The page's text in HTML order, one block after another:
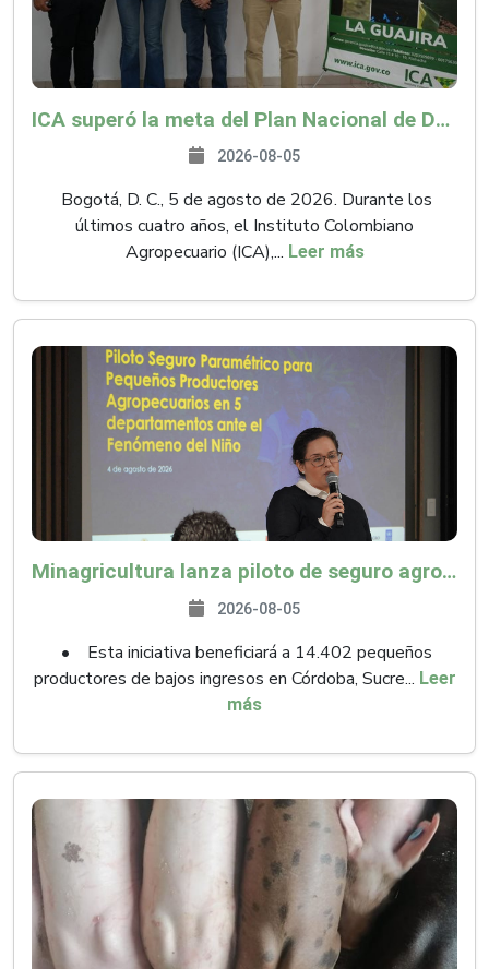
ICA superó la meta del Plan Nacional de Desarrollo y abrió 61 mercados internacionales
2026-08-05
Bogotá, D. C., 5 de agosto de 2026. Durante los
últimos cuatro años, el Instituto Colombiano
Agropecuario (ICA),... Leer más
Minagricultura lanza piloto de seguro agropecuario por $9.625 millones para proteger a más de 14.000 pequeños productores contra riesgos del Fenómeno de El Niño
2026-08-05
• Esta iniciativa beneficiará a 14.402 pequeños
productores de bajos ingresos en Córdoba, Sucre... Leer
más